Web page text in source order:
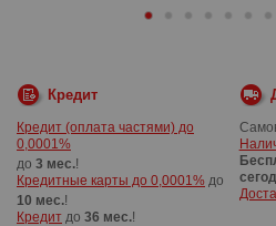
Кредит
Кредит (оплата частями) до
0,0001%
до 3 мес.!
Кредитные карты до 0,0001% до
10 мес.!
Кредит до 36 мес.!